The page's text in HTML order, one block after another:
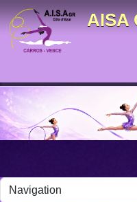
AISA
Panneau de gestion des